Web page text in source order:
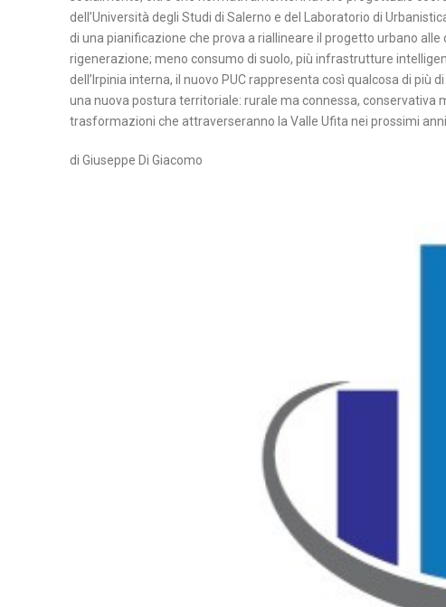
A
L
E
R
dell’Università degli Studi di Salerno e del Laboratorio di
di una pianificazione che prova a riallineare il progetto urbano
rigenerazione; meno consumo di suolo, più infrastrutture
dell’Irpinia interna, il nuovo PUC rappresenta così qualcosa di
una nuova postura territoriale: rurale ma connessa,
trasformazioni che attraverseranno la Valle Ufita nei prossimi anni.
di Giuseppe Di Giacomo